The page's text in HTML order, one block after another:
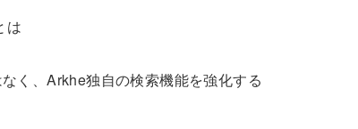
は
く、Arkhe独自の検索機能を強化する